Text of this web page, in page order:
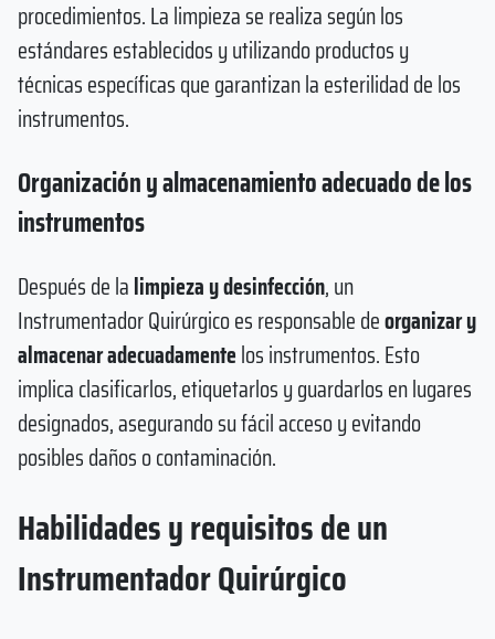
procedimientos. La limpieza se realiza según los
estándares establecidos y utilizando productos y
técnicas específicas que garantizan la esterilidad de los
instrumentos.
Organización y almacenamiento adecuado de los
instrumentos
Después de lalimpieza y desinfección, un
Instrumentador Quirúrgico es responsable deorganizar y
almacenar adecuadamentelos instrumentos. Esto
implica clasificarlos, etiquetarlos y guardarlos en lugares
designados, asegurando su fácil acceso y evitando
posibles daños o contaminación.
Habilidades y requisitos de un
Instrumentador Quirúrgico